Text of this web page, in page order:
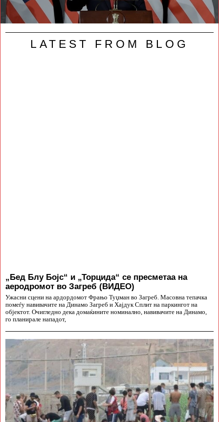
LATEST FROM BLOG
„Бед Блу Бојс“ и „Торцида“ се пресметаа на
аеродромот во Загреб (ВИДЕО)
Ужасни сцени на ардордомот Фрањо Туџман во Загреб. Масовна тепачка
помеѓу навивачите на Динамо Загреб и Хајдук Сплит на паркингот на
објектот. Очигледно дека домаќините номинално, навивачите на Динамо,
го планирале нападот,